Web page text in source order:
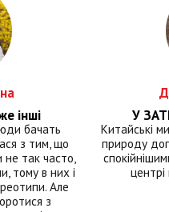
інші
бачать
з тим, що
так часто,
тому в них і
Але
з
У
Китайські
природу